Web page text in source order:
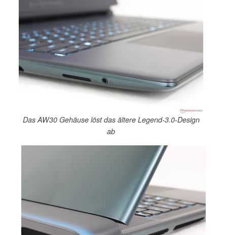
Das AW30 Gehäuse löst das ältere Legend-3.0-Design
ab